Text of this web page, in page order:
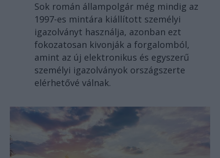
Sok román állampolgár még mindig az
1997-es mintára kiállított személyi
igazolványt használja, azonban ezt
fokozatosan kivonják a forgalomból,
amint az új elektronikus és egyszerű
személyi igazolványok országszerte
elérhetővé válnak.